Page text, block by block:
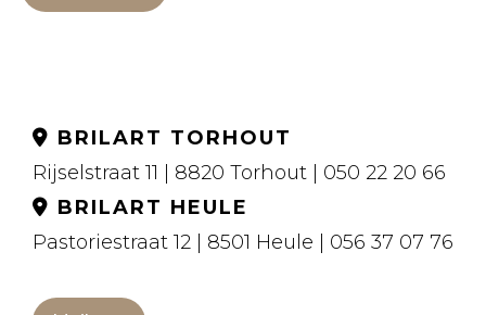
BRILART TORHOUT
Rijselstraat 11 | 8820 Torhout | 050 22 20 66
BRILART HEULE
Pastoriestraat 12 | 8501 Heule | 056 37 07 76